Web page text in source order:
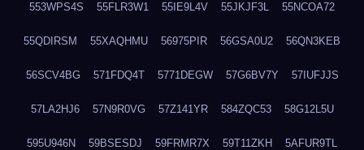
553WPS4S 55FLR3W1 55IE9L4V 55JKJF3L 55NCOA72
55QDIRSM 55XAQHMU 56975PIR 56GSA0U2 56QN3KEB
56SCV4BG 571FDQ4T 5771DEGW 57G6BV7Y 57IUFJJS
57LA2HJ6 57N9R0VG 57Z141YR 584ZQC53 58G12L5U
595U946N 59BSESDJ 59FRMR7X 59T11ZKH 5AFUR9TL